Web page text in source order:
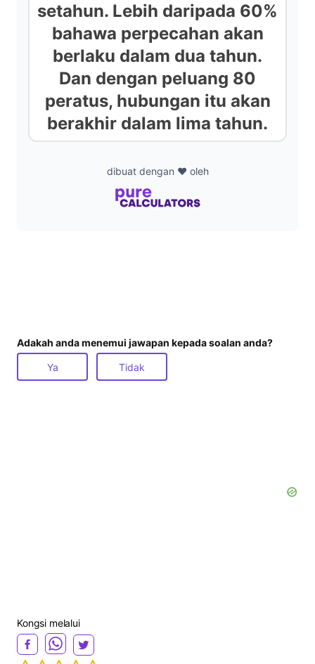
setahun. Lebih daripada 60%
bahawa perpecahan akan
berlaku dalam dua tahun.
Dan dengan peluang 80
peratus, hubungan itu akan
berakhir dalam lima tahun.
dibuat dengan ❤️ oleh
Adakah anda menemui jawapan kepada soalan anda?
Ya Tidak
Kongsi melalui